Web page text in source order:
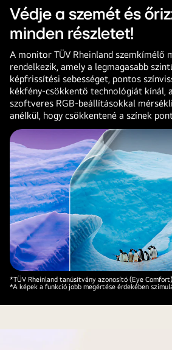
Védje a szemét és
minden részletet!
A monitor TÜV Rheinland szemkímélő
rendelkezik, amely a legmagasabb
képfrissítési sebességet, pontos
kékfény-csökkentő technológiát kínál,
szoftveres RGB-beállításokkal
anélkül, hogy csökkentené a színek
*TÜV Rheinland tanúsítvány azonosító (Eye
*A képek a funkció jobb megértése érdekében